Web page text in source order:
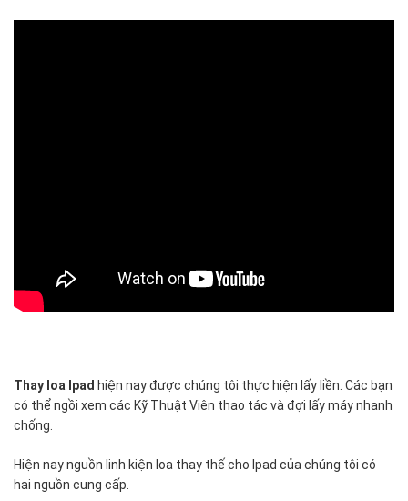
xuất.
Hoàng
nguồn
linh
kiện
tháo
máy
Thay loa Ipad hiện nay được chúng tôi thực hiện lấy liền. Các bạn
có thể ngồi xem các Kỹ Thuật Viên thao tác và đợi lấy máy nhanh
chống.
Hiện nay nguồn linh kiện loa thay thế cho Ipad của chúng tôi có
hai nguồn cung cấp.